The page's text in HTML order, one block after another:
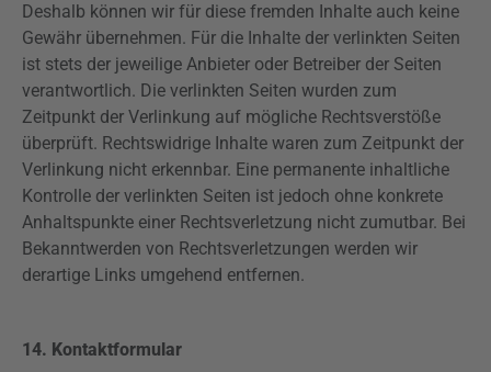
Deshalb können wir für diese fremden Inhalte auch keine
Gewähr übernehmen. Für die Inhalte der verlinkten Seiten
ist stets der jeweilige Anbieter oder Betreiber der Seiten
verantwortlich. Die verlinkten Seiten wurden zum
Zeitpunkt der Verlinkung auf mögliche Rechtsverstöße
überprüft. Rechtswidrige Inhalte waren zum Zeitpunkt der
Verlinkung nicht erkennbar. Eine permanente inhaltliche
Kontrolle der verlinkten Seiten ist jedoch ohne konkrete
Anhaltspunkte einer Rechtsverletzung nicht zumutbar. Bei
Bekanntwerden von Rechtsverletzungen werden wir
derartige Links umgehend entfernen.
14. Kontaktformular